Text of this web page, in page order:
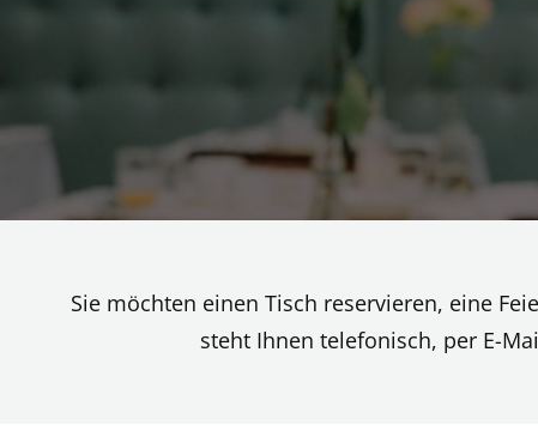
Sie möchten einen Tisch reservieren, eine
steht Ihnen telefonisch, per E-